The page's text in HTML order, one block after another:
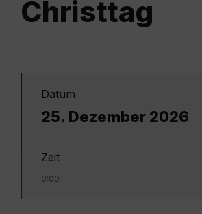
Christtag
Datum
25. Dezember 2026
Zeit
0:00